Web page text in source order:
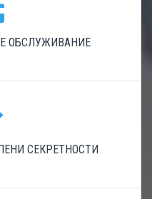
ОБСЛУЖИВАНИЕ
СЕКРЕТНОСТИ